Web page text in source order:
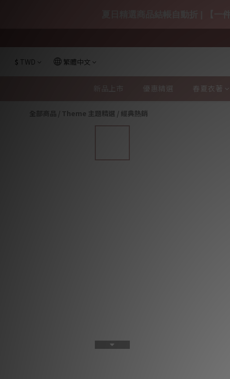
$ TWD 繁體中文
新品上市 優惠精選 春夏衣著
全部商品 / Theme 主題精選 / 經典熱銷